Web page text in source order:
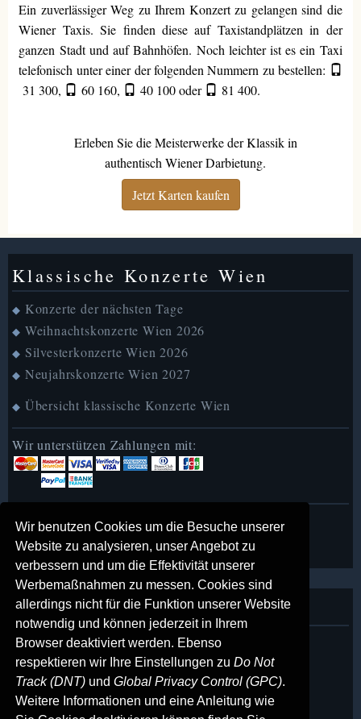
Wir benutzen Cookies um die Besuche unserer
Website zu analysieren, unser Angebot zu
verbessern und um die Effektivität unserer
Werbemaßnahmen zu messen. Cookies sind
allerdings nicht für die Funktion unserer Website
notwendig und können jederzeit in Ihrem
Browser deaktiviert werden. Ebenso
respektieren wir Ihre Einstellungen zuDo Not
Track (DNT) undGlobal Privacy Control (GPC).
Weitere Informationen und eine Anleitung wie
Ein zuverlässiger Weg zu Ihrem Konzert zu gelangen sind die
Wiener Taxis. Sie finden diese auf Taxistandplätzen in der
ganzen Stadt und auf Bahnhöfen. Noch leichter ist es ein Taxi
telefonisch unter einer der folgenden Nummern zu bestellen:
31 300, 60 160, 40 100oder 81 400.
Erleben Sie die Meisterwerke der Klassik in
authentisch Wiener Darbietung.
Jetzt Karten kaufen
Klassische Konzerte Wien
◆ Konzerte der nächsten Tage
◆ Weihnachtskonzerte Wien 2026
◆ Silvesterkonzerte Wien 2026
◆ Neujahrskonzerte Wien 2027
◆ Übersicht klassische Konzerte Wien
Wir unterstützen Zahlungen mit:
► MusicofVienna in English
► MusicofVienna auf Deutsch
Über uns
◆ Impressum
◆ Kontakt
◆ AGB
◆ Datenschutzerklärung